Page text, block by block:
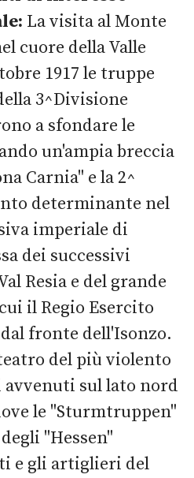
La visita al Monte
cuore della Valle
1917 le truppe
3^Divisione
a sfondare le
un'ampia breccia
Carnia" e la 2^
determinante nel
imperiale di
dei successivi
Resia e del grande
il Regio Esercito
fronte dell'Isonzo.
del più violento
sul lato nord
le "Sturmtruppen"
"Hessen"
e gli artiglieri del